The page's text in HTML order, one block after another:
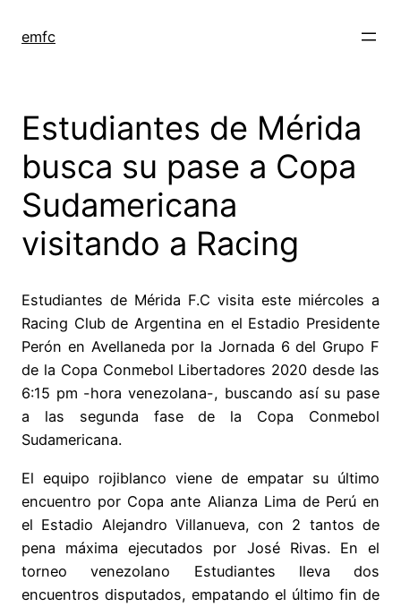
emfc
Estudiantes de Mérida
busca su pase a Copa
Sudamericana
visitando a Racing
Estudiantes de Mérida F.C visita este miércoles a
Racing Club de Argentina en el Estadio Presidente
Perón en Avellaneda por la Jornada 6 del Grupo F
de la Copa Conmebol Libertadores 2020 desde las
6:15 pm -hora venezolana-, buscando así su pase
a las segunda fase de la Copa Conmebol
Sudamericana.
El equipo rojiblanco viene de empatar su último
encuentro por Copa ante Alianza Lima de Perú en
el Estadio Alejandro Villanueva, con 2 tantos de
pena máxima ejecutados por José Rivas. En el
torneo venezolano Estudiantes lleva dos
encuentros disputados, empatando el último fin de